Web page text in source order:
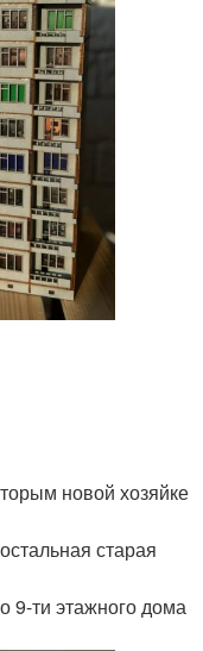
новой хозяйке
старая
9-ти этажного дома